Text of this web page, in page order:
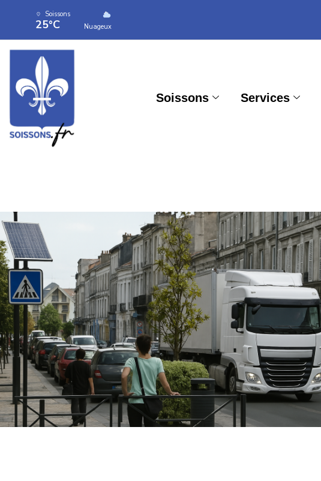
Soissons
25°C Nuageux
Soissons Services